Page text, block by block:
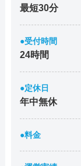
最短30分
●受付時間
24時間
●定休日
年中無休
●料金